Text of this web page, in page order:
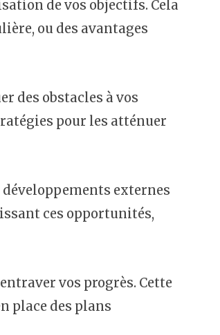
de vos objectifs. Cela
ou des avantages
des obstacles à vos
pour les atténuer
externes
ces opportunités,
vos progrès. Cette
place des plans